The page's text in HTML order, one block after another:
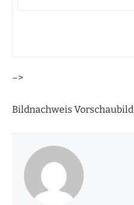
–>
Bildnachweis